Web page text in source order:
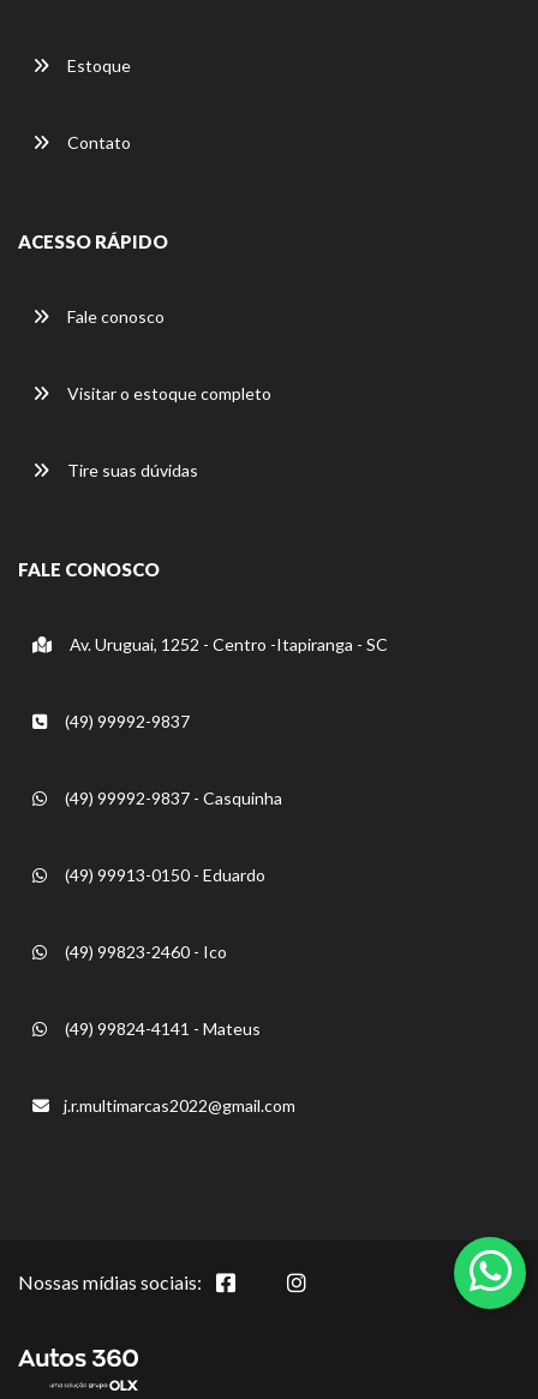
Estoque
Contato
ACESSO RÁPIDO
Fale conosco
Visitar o estoque completo
Tire suas dúvidas
FALE CONOSCO
Av. Uruguai, 1252 - Centro -Itapiranga - SC
(49) 99992-9837
(49) 99992-9837 - Casquinha
(49) 99913-0150 - Eduardo
(49) 99823-2460 - Ico
(49) 99824-4141 - Mateus
j.r.multimarcas2022@gmail.com
Nossas mídias sociais: